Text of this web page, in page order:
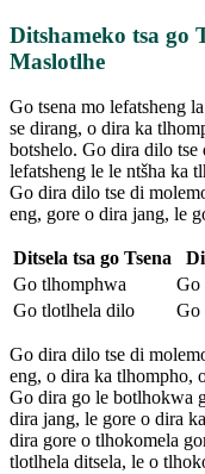
Ditshameko tsa go
Maslotlhe
Go tsena mo lefatsheng
se dirang, o dira ka
botshelo. Go dira dilo tse
lefatsheng le le ntšha ka
Go dira dilo tse di
eng, gore o dira jang, le
Ditsela tsa go Tsena
Go tlhomphwa
Go
Go tlotlhela dilo
Go
Go dira dilo tse di
eng, o dira ka tlhompho,
Go dira go le botlhokwa
dira jang, le gore o dira
dira gore o tlhokomela
tlotlhela ditsela, le o